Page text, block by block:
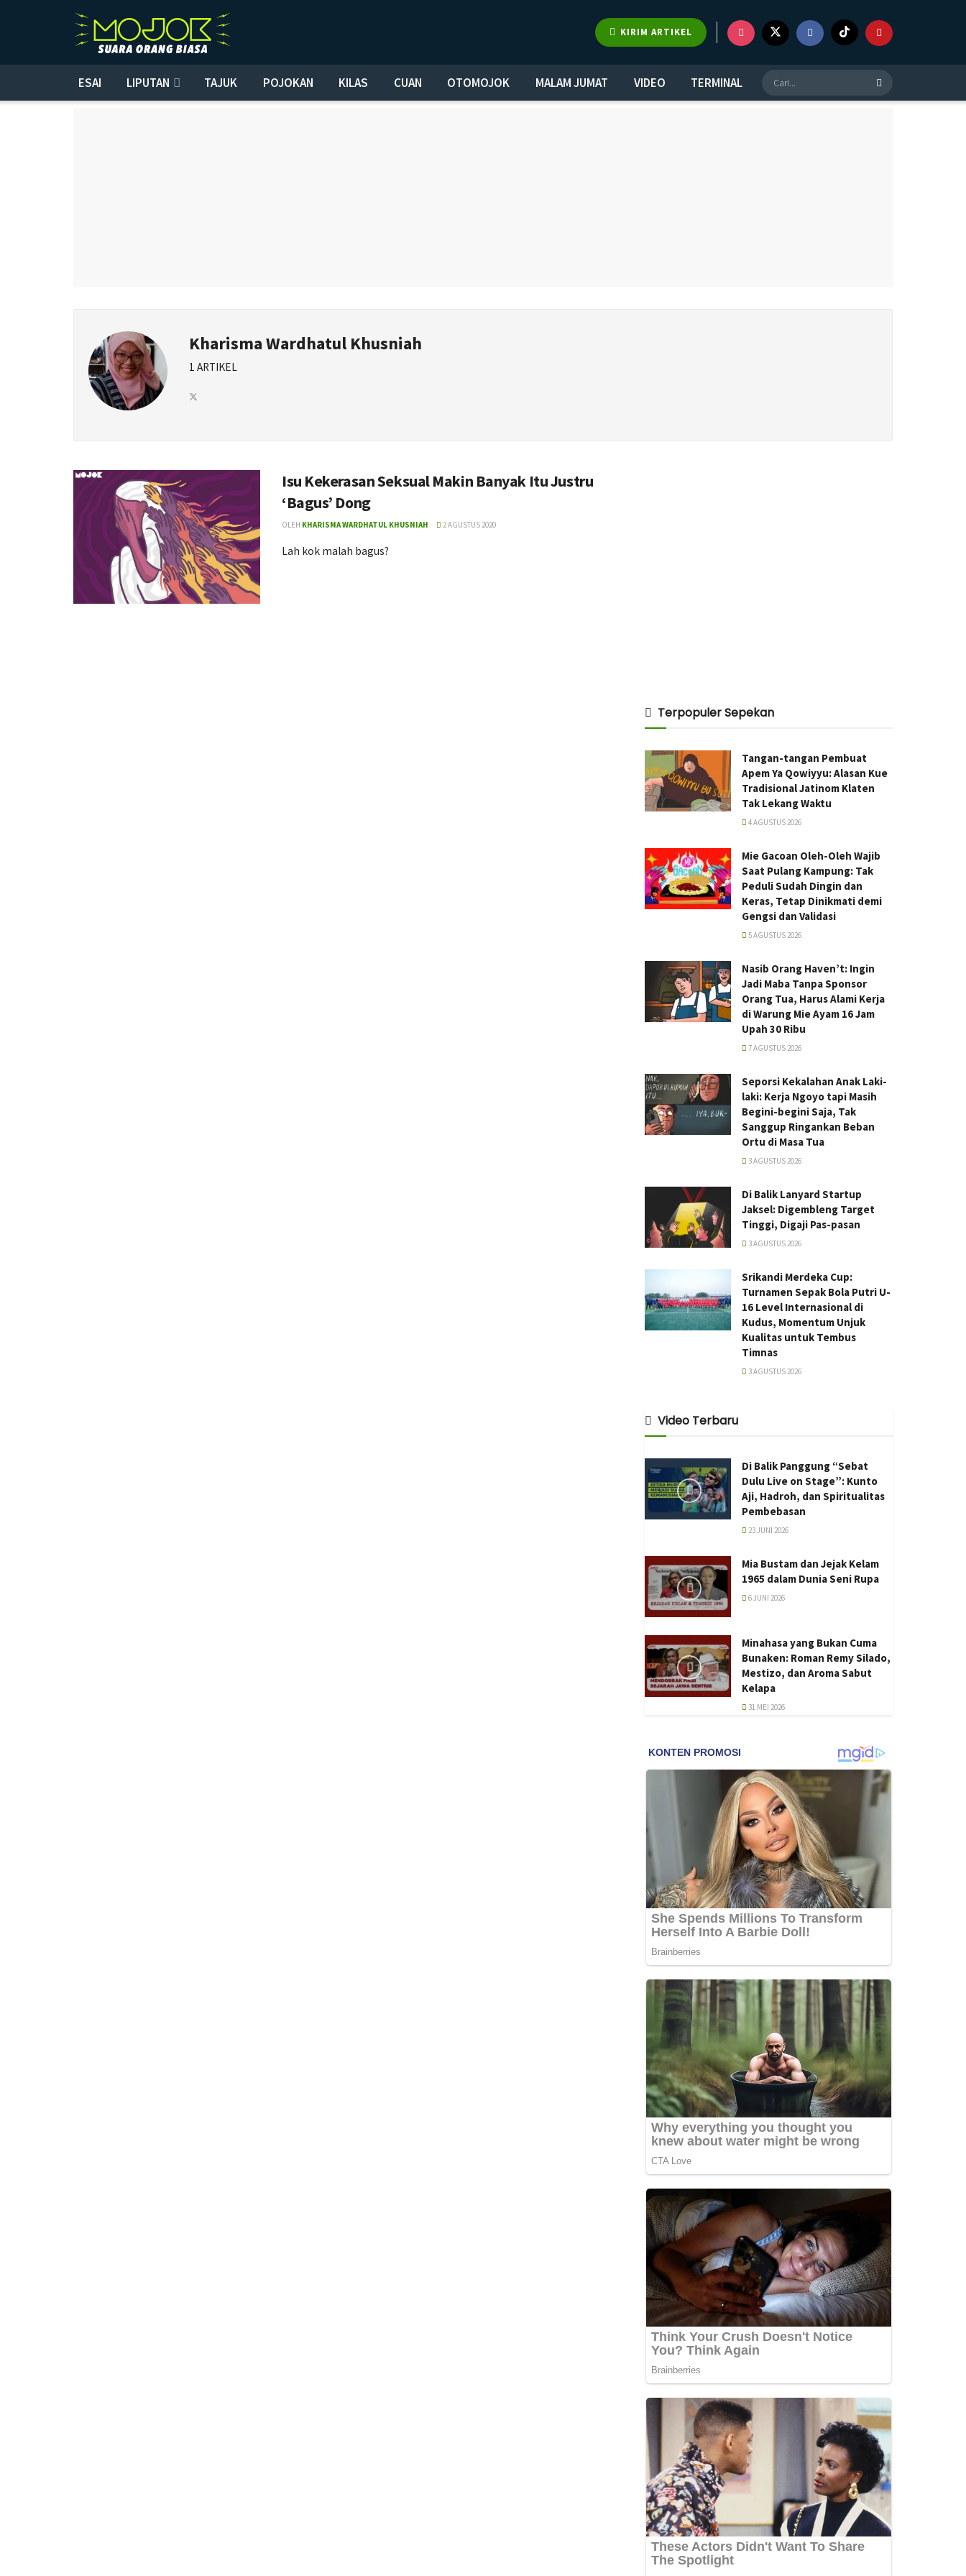
KIRIM ARTIKEL
ESAI LIPUTAN TAJUK POJOKAN KILAS CUAN OTOMOJOK MALAM JUMAT VIDEO TERMINAL
Kharisma Wardhatul Khusniah
1 ARTIKEL
Isu Kekerasan Seksual Makin Banyak Itu Justru
‘Bagus’ Dong
OLEH KHARISMA WARDHATUL KHUSNIAH 2 AGUSTUS 2020
Lah kok malah bagus?
Terpopuler Sepekan
Tangan-tangan Pembuat
Apem Ya Qowiyyu: Alasan Kue
Tradisional Jatinom Klaten
Tak Lekang Waktu
4 AGUSTUS 2026
Mie Gacoan Oleh-Oleh Wajib
Saat Pulang Kampung: Tak
Peduli Sudah Dingin dan
Keras, Tetap Dinikmati demi
Gengsi dan Validasi
5 AGUSTUS 2026
Nasib Orang Haven’t: Ingin
Jadi Maba Tanpa Sponsor
Orang Tua, Harus Alami Kerja
di Warung Mie Ayam 16 Jam
Upah 30 Ribu
7 AGUSTUS 2026
Seporsi Kekalahan Anak Laki-
laki: Kerja Ngoyo tapi Masih
Begini-begini Saja, Tak
Sanggup Ringankan Beban
Ortu di Masa Tua
3 AGUSTUS 2026
Di Balik Lanyard Startup
Jaksel: Digembleng Target
Tinggi, Digaji Pas-pasan
3 AGUSTUS 2026
Srikandi Merdeka Cup:
Turnamen Sepak Bola Putri U-
16 Level Internasional di
Kudus, Momentum Unjuk
Kualitas untuk Tembus
Timnas
3 AGUSTUS 2026
Video Terbaru
Di Balik Panggung “Sebat
Dulu Live on Stage”: Kunto
Aji, Hadroh, dan Spiritualitas
Pembebasan
23 JUNI 2026
Mia Bustam dan Jejak Kelam
1965 dalam Dunia Seni Rupa
6 JUNI 2026
Minahasa yang Bukan Cuma
Bunaken: Roman Remy Silado,
Mestizo, dan Aroma Sabut
Kelapa
31 MEI 2026